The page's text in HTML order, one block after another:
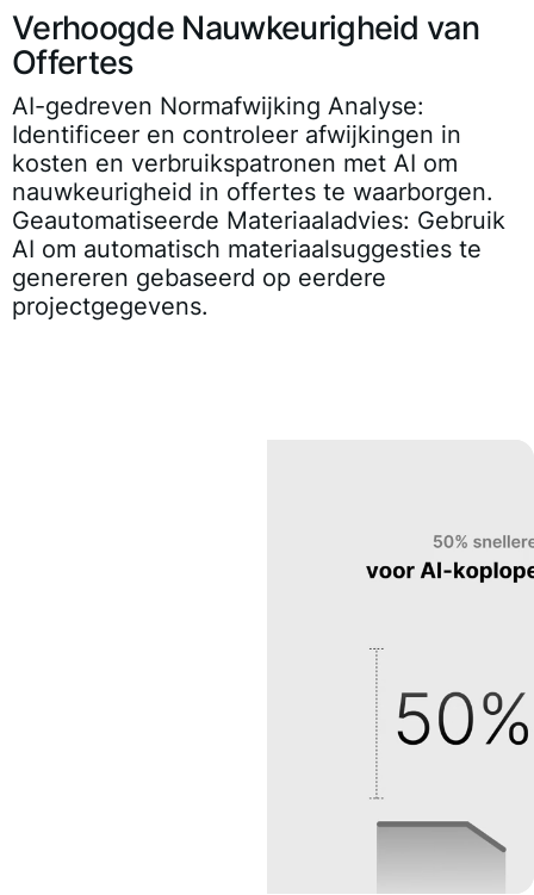
Verhoogde Nauwkeurigheid van
Offertes
AI-gedreven Normafwijking Analyse:
Identificeer en controleer afwijkingen in
kosten en verbruikspatronen met AI om
nauwkeurigheid in offertes te waarborgen.
Geautomatiseerde Materiaaladvies: Gebruik
AI om automatisch materiaalsuggesties te
genereren gebaseerd op eerdere
projectgegevens.